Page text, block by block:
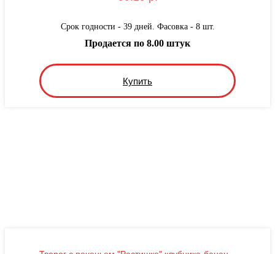
Срок годности - 39 дней. Фасовка - 8 шт.
Купить
Продается по 8.00 штук